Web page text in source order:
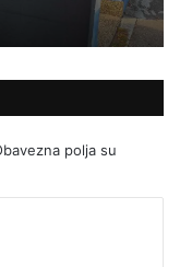
ljude
a ‘Svadbi’
polja su